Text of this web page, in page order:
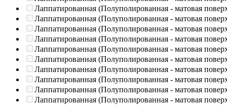
Лаппатированная (Полуполированная - матовая
Лаппатированная (Полуполированная - матовая
Лаппатированная (Полуполированная - матовая
Лаппатированная (Полуполированная - матовая
Лаппатированная (Полуполированная - матовая
Лаппатированная (Полуполированная - матовая
Лаппатированная (Полуполированная - матовая
Лаппатированная (Полуполированная - матовая
Лаппатированная (Полуполированная - матовая
Лаппатированная (Полуполированная - матовая